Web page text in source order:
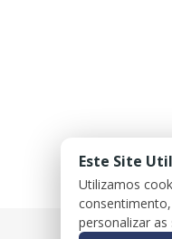
Este Site
Utilizamos
personalizar as